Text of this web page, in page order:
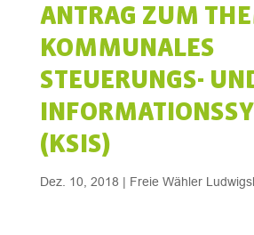
ANTRAG ZUM
KOMMUNALES
STEUERUNGS-
(KSIS)
Dez. 10, 2018 | Freie Wähler